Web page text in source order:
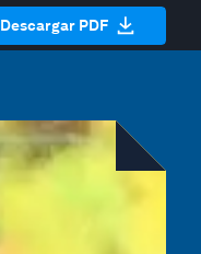
Descargar PDF